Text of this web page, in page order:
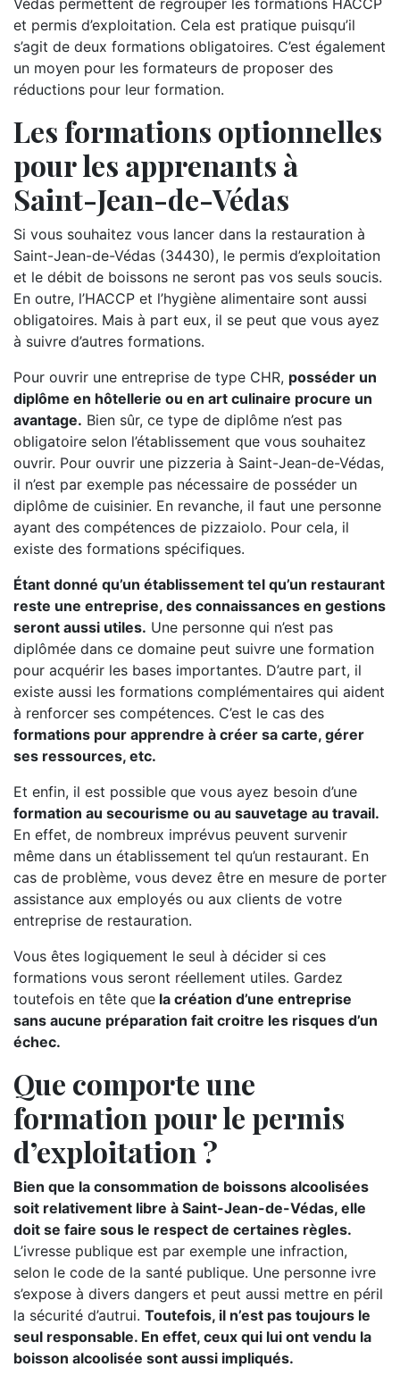
Védas permettent de regrouper les formations HACCP
et permis d’exploitation. Cela est pratique puisqu’il
s’agit de deux formations obligatoires. C’est également
un moyen pour les formateurs de proposer des
réductions pour leur formation.
Les formations optionnelles
pour les apprenants à
Saint-Jean-de-Védas
Si vous souhaitez vous lancer dans la restauration à
Saint-Jean-de-Védas (34430), le permis d’exploitation
et le débit de boissons ne seront pas vos seuls soucis.
En outre, l’HACCP et l’hygiène alimentaire sont aussi
obligatoires. Mais à part eux, il se peut que vous ayez
à suivre d’autres formations.
Pour ouvrir une entreprise de type CHR, posséder un
diplôme en hôtellerie ou en art culinaire procure un
avantage. Bien sûr, ce type de diplôme n’est pas
obligatoire selon l’établissement que vous souhaitez
ouvrir. Pour ouvrir une pizzeria à Saint-Jean-de-Védas,
il n’est par exemple pas nécessaire de posséder un
diplôme de cuisinier. En revanche, il faut une personne
ayant des compétences de pizzaiolo. Pour cela, il
existe des formations spécifiques.
Étant donné qu’un établissement tel qu’un restaurant
reste une entreprise, des connaissances en gestions
seront aussi utiles. Une personne qui n’est pas
diplômée dans ce domaine peut suivre une formation
pour acquérir les bases importantes. D’autre part, il
existe aussi les formations complémentaires qui aident
à renforcer ses compétences. C’est le cas des
formations pour apprendre à créer sa carte, gérer
ses ressources, etc.
Et enfin, il est possible que vous ayez besoin d’une
formation au secourisme ou au sauvetage au travail.
En effet, de nombreux imprévus peuvent survenir
même dans un établissement tel qu’un restaurant. En
cas de problème, vous devez être en mesure de porter
assistance aux employés ou aux clients de votre
entreprise de restauration.
Vous êtes logiquement le seul à décider si ces
formations vous seront réellement utiles. Gardez
toutefois en tête que la création d’une entreprise
sans aucune préparation fait croitre les risques d’un
échec.
Que comporte une
formation pour le permis
d’exploitation ?
Bien que la consommation de boissons alcoolisées
soit relativement libre à Saint-Jean-de-Védas, elle
doit se faire sous le respect de certaines règles.
L’ivresse publique est par exemple une infraction,
selon le code de la santé publique. Une personne ivre
s’expose à divers dangers et peut aussi mettre en péril
la sécurité d’autrui. Toutefois, il n’est pas toujours le
seul responsable. En effet, ceux qui lui ont vendu la
boisson alcoolisée sont aussi impliqués.